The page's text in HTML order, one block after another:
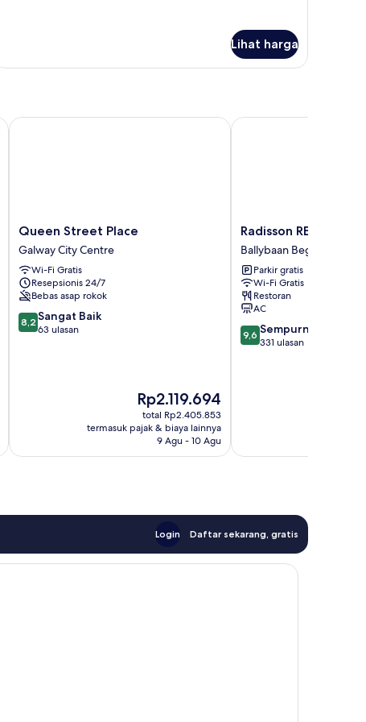
Lihat harga
Queen
Street
Place
Galway
City
Centre
Queen Street Place
Galway City Centre
Wi-Fi Gratis
Resepsionis 24/7
Bebas asap rokok
8.2
dari
8,2 Sangat Baik
63 ulasan
Harga
sekarang
Rp2.119.694
Rp2.119.694
total Rp2.405.853
termasuk pajak & biaya lainnya
9 Agu - 10 Agu
Queen Street Place
Radisson
RED
Galway
Ballybaan
Beg
Radisson RED
Ballybaan Beg
Parkir gratis
Wi-Fi Gratis
Restoran
AC
9.6
dari
9,6 Sempurna
331 ulasan
Radisson RED Galway
Login Daftar sekarang, gratis